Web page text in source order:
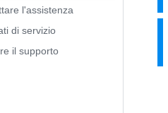
l'assistenza
di servizio
il supporto